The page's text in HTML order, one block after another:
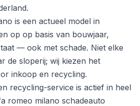
is een actueel model in
op op basis van bouwjaar,
— ook met schade. Niet elke
de sloperij; wij kiezen het
inkoop en recycling.
recycling-service is actief in heel
romeo milano schadeauto